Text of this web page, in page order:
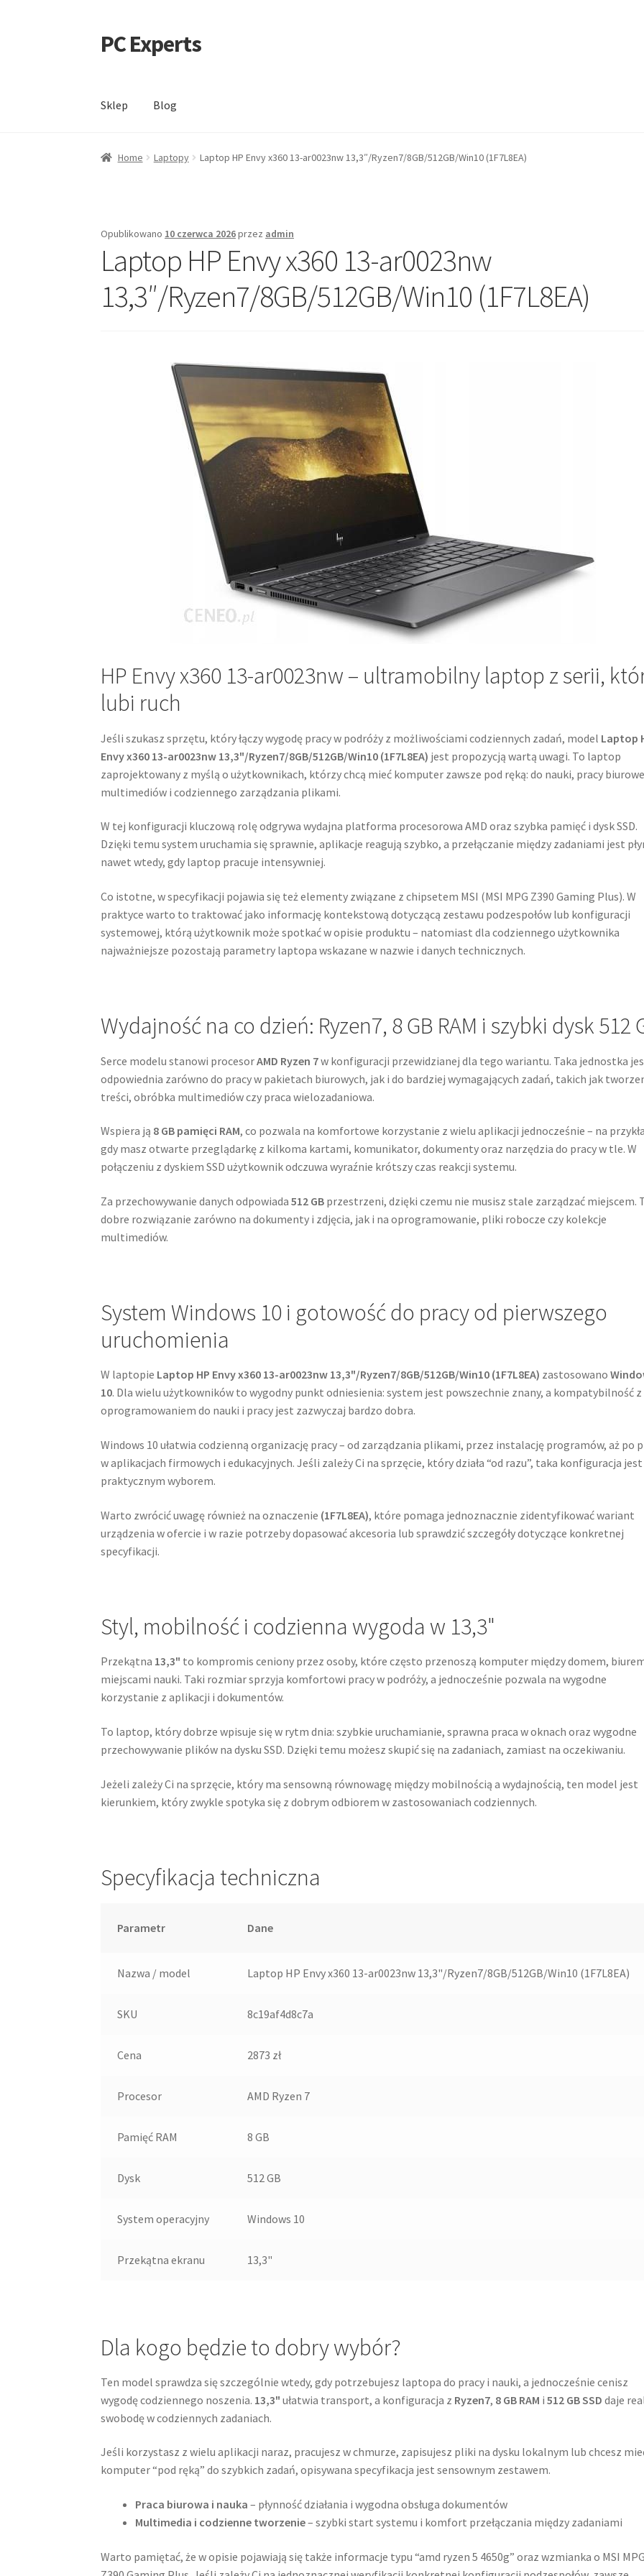
Przejdź
do
Przejdź
do
PC Experts
Sklep Blog
Home Laptopy Laptop HP Envy x360 13-ar0023nw 13,3″/Ryzen7/8GB/512GB/Win10 (1F7L8EA)
Opublikowano 10 czerwca 2026przez admin
Laptop HP Envy x360 13-ar0023nw
13,3″/Ryzen7/8GB/512GB/Win10 (1F7L8EA)
HP Envy x360 13-ar0023nw – ultramobilny laptop z serii,
lubi ruch
Jeśli szukasz sprzętu, który łączy wygodę pracy w podróży z możliwościami codziennych zadań, model Laptop
Envy x360 13-ar0023nw 13,3"/Ryzen7/8GB/512GB/Win10 (1F7L8EA) jest propozycją wartą uwagi. To laptop
zaprojektowany z myślą o użytkownikach, którzy chcą mieć komputer zawsze pod ręką: do nauki, pracy
multimediów i codziennego zarządzania plikami.
W tej konfiguracji kluczową rolę odgrywa wydajna platforma procesorowa AMD oraz szybka pamięć i dysk SSD.
Dzięki temu system uruchamia się sprawnie, aplikacje reagują szybko, a przełączanie między zadaniami jest
nawet wtedy, gdy laptop pracuje intensywniej.
Co istotne, w specyfikacji pojawia się też elementy związane z chipsetem MSI (MSI MPG Z390 Gaming Plus). W
praktyce warto to traktować jako informację kontekstową dotyczącą zestawu podzespołów lub konfiguracji
systemowej, którą użytkownik może spotkać w opisie produktu – natomiast dla codziennego użytkownika
najważniejsze pozostają parametry laptopa wskazane w nazwie i danych technicznych.
Wydajność na co dzień: Ryzen7, 8 GB RAM i szybki dysk 512
Serce modelu stanowi procesorAMD Ryzen 7w konfiguracji przewidzianej dla tego wariantu. Taka jednostka
odpowiednia zarówno do pracy w pakietach biurowych, jak i do bardziej wymagających zadań, takich jak
treści, obróbka multimediów czy praca wielozadaniowa.
Wspiera ją 8 GB pamięci RAM, co pozwala na komfortowe korzystanie z wielu aplikacji jednocześnie – na
gdy masz otwarte przeglądarkę z kilkoma kartami, komunikator, dokumenty oraz narzędzia do pracy w tle. W
połączeniu z dyskiem SSD użytkownik odczuwa wyraźnie krótszy czas reakcji systemu.
Za przechowywanie danych odpowiada512 GB przestrzeni, dzięki czemu nie musisz stale zarządzać miejscem.
dobre rozwiązanie zarówno na dokumenty i zdjęcia, jak i na oprogramowanie, pliki robocze czy kolekcje
multimediów.
System Windows 10 i gotowość do pracy od pierwszego
uruchomienia
W laptopie Laptop HP Envy x360 13-ar0023nw 13,3"/Ryzen7/8GB/512GB/Win10 (1F7L8EA) zastosowano
10. Dla wielu użytkowników to wygodny punkt odniesienia: system jest powszechnie znany, a kompatybilność z
oprogramowaniem do nauki i pracy jest zazwyczaj bardzo dobra.
Windows 10 ułatwia codzienną organizację pracy – od zarządzania plikami, przez instalację programów, aż po
w aplikacjach firmowych i edukacyjnych. Jeśli zależy Ci na sprzęcie, który działa “od razu”, taka konfiguracja jest
praktycznym wyborem.
Warto zwrócić uwagę również na oznaczenie (1F7L8EA), które pomaga jednoznacznie zidentyfikować wariant
urządzenia w ofercie i w razie potrzeby dopasować akcesoria lub sprawdzić szczegóły dotyczące konkretnej
specyfikacji.
Styl, mobilność i codzienna wygoda w 13,3"
Przekątna 13,3" to kompromis ceniony przez osoby, które często przenoszą komputer między domem,
miejscami nauki. Taki rozmiar sprzyja komfortowi pracy w podróży, a jednocześnie pozwala na wygodne
korzystanie z aplikacji i dokumentów.
To laptop, który dobrze wpisuje się w rytm dnia: szybkie uruchamianie, sprawna praca w oknach oraz wygodne
przechowywanie plików na dysku SSD. Dzięki temu możesz skupić się na zadaniach, zamiast na oczekiwaniu.
Jeżeli zależy Ci na sprzęcie, który ma sensowną równowagę między mobilnością a wydajnością, ten model jest
kierunkiem, który zwykle spotyka się z dobrym odbiorem w zastosowaniach codziennych.
Specyfikacja techniczna
Parametr Dane
Nazwa / model Laptop HP Envy x360 13-ar0023nw 13,3"/Ryzen7/8GB/512GB/Win10 (1F7L8EA)
SKU 8c19af4d8c7a
Cena 2873 zł
Procesor AMD Ryzen 7
Pamięć RAM 8 GB
Dysk 512 GB
System operacyjny Windows 10
Przekątna ekranu 13,3"
Dla kogo będzie to dobry wybór?
Ten model sprawdza się szczególnie wtedy, gdy potrzebujesz laptopa do pracy i nauki, a jednocześnie cenisz
wygodę codziennego noszenia. 13,3" ułatwia transport, a konfiguracja z Ryzen7, 8 GB RAM i512 GB SSD daje
swobodę w codziennych zadaniach.
Jeśli korzystasz z wielu aplikacji naraz, pracujesz w chmurze, zapisujesz pliki na dysku lokalnym lub chcesz
komputer “pod ręką” do szybkich zadań, opisywana specyfikacja jest sensownym zestawem.
Praca biurowa i nauka – płynność działania i wygodna obsługa dokumentów
Multimedia i codzienne tworzenie– szybki start systemu i komfort przełączania między zadaniami
Warto pamiętać, że w opisie pojawiają się także informacje typu “amd ryzen 5 4650g” oraz wzmianka o MSI MPG